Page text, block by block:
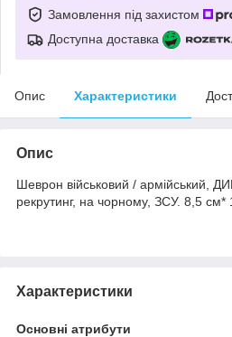
Замовлення під захистом
Доступна доставка
Опис Характеристики
Опис
Шеврон військовий / армійський,
рекрутинг, на чорному, ЗСУ. 8,5 см*
Характеристики
Основні атрибути